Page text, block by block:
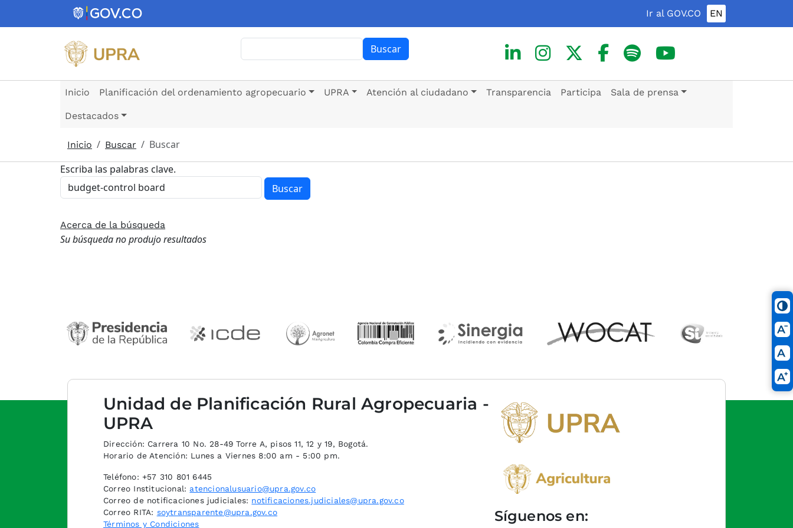
Pasar al contenido principal
Ir al GOV.CO EN
Buscar
Inicio Planificación del ordenamiento agropecuario UPRA Atención al ciudadano Transparencia Participa Sala de prensa
Destacados
Inicio Buscar
Buscar
Escriba las palabras clave.
Buscar
Acerca de la búsqueda
Su búsqueda no produjo resultados
Unidad de Planificación Rural Agropecuaria -
UPRA
Dirección: Carrera 10 No. 28-49 Torre A, pisos 11, 12 y 19, Bogotá.
Horario de Atención: Lunes a Viernes 8:00 am - 5:00 pm.
Teléfono: +57 310 801 6445
Correo Institucional:atencionalusuario@upra.gov.co
Correo de notificaciones judiciales: notificaciones.judiciales@upra.gov.co
Correo RITA: soytransparente@upra.gov.co
Términos y Condiciones
Síguenos en: